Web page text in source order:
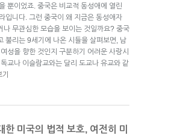
뿐이었죠. 중국은 비교적 동성애에 열린
입니다. 그런 중국이 왜 지금은 동성애자
나 무관심한 모습을 보이는 것일까요? 중국
불리는 9세기에 나온 시들을 살펴보면, 남
성을 향한 것인지 구분하기 어려운 사랑시
교나 이슬람교와는 달리 도교나 유교와 같
한 미국의 법적 보호, 여전히 미